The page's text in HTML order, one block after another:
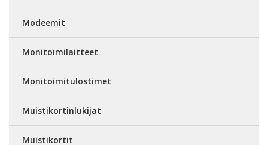
Modeemit
Monitoimilaitteet
Monitoimitulostimet
Muistikortinlukijat
Muistikortit